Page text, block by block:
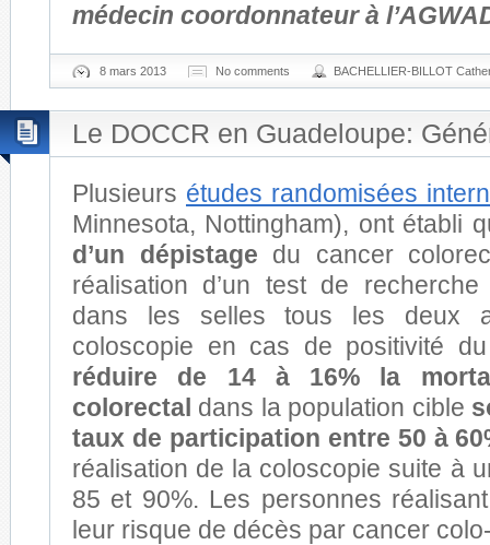
médecin coordonnateur à
8 mars 2013 No comments BACHELLIER-BILLOT
Le DOCCR en Guadeloupe:
Plusieurs études randomisées
Minnesota, Nottingham), ont établi
d’un
dépistage du cancer
réalisation d’un test de
dans les selles tous les deux
coloscopie en cas de positivité
réduire de 14 à 16% la
colorectal dans la population cible
taux de participation entre 50 à
réalisation de la coloscopie suite à
85 et 90%. Les personnes
leur risque de décès par cancer